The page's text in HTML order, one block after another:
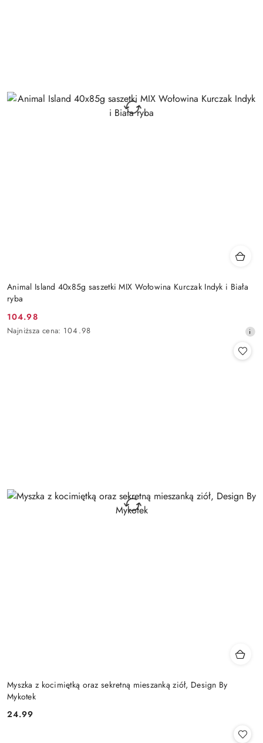
Animal Island 40x85g saszetki MIX Wołowina Kurczak Indyk i Biała
ryba
Cena
promocyjna:
104.98
Najniższa
Najniższa cena: 104.98
Myszka z kocimiętką oraz sekretną mieszanką ziół, Design By
Mykotek
Cena:
24.99